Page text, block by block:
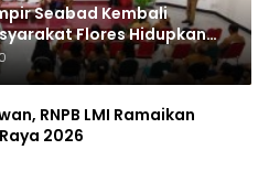
Seabad Kembali
Flores Hidupkan
RNPB LMI Ramaikan
2026